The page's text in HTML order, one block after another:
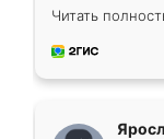
короткие
для замера
предложил
Читать